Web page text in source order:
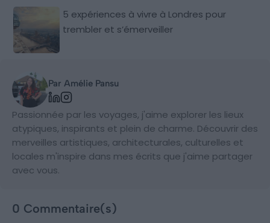
5 expériences à vivre à Londres pour
trembler et s’émerveiller
Par Amélie Pansu
Passionnée par les voyages, j'aime explorer les lieux
atypiques, inspirants et plein de charme. Découvrir des
merveilles artistiques, architecturales, culturelles et
locales m'inspire dans mes écrits que j'aime partager
avec vous.
0 Commentaire(s)